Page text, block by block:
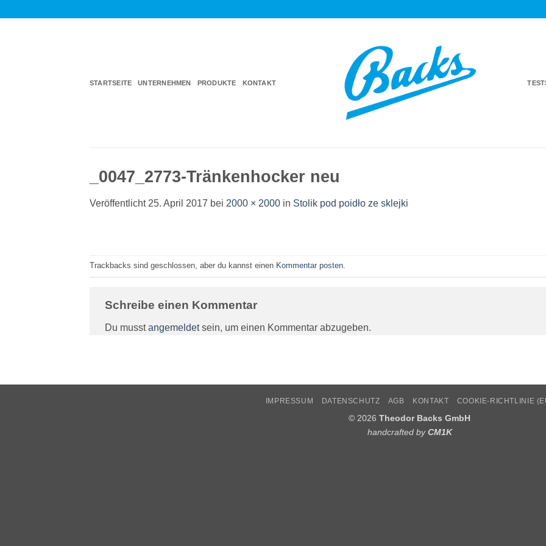
STARTSEITE UNTERNEHMEN PRODUKTE KONTAKT
_0047_2773-Tränkenhocker neu
Veröffentlicht 25. April 2017 bei 2000 × 2000 in Stolik pod poidło ze sklejki
Trackbacks sind geschlossen, aber du kannst einen Kommentar posten
Schreibe einen Kommentar
Du musstangemeldetsein, um einen Kommentar abzugeben.
IMPRESSUM DATENSCHUTZ AGB KONTAKT COOKIE-RICHTLINIE
© 2026 Theodor Backs GmbH
handcrafted byCM1K